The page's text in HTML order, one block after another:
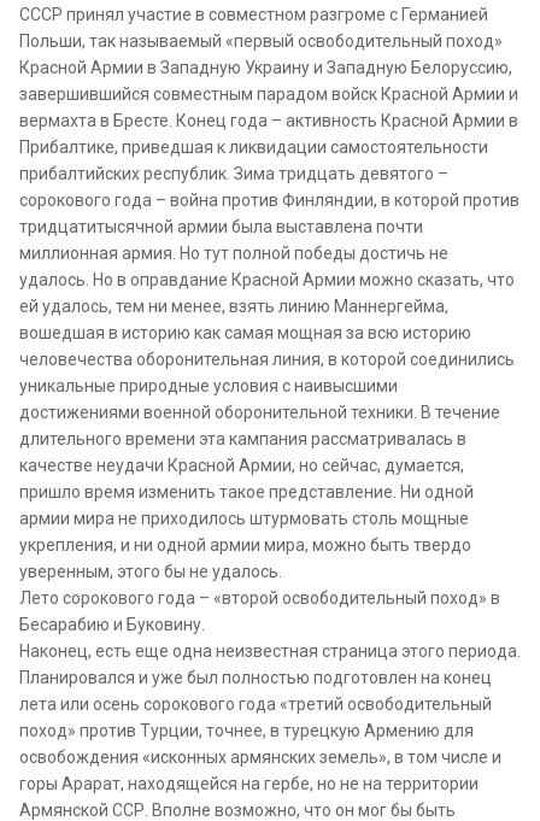
СССР принял участие в совместном разгроме с Германией
Польши, так называемый «первый освободительный поход»
Красной Армии в Западную Украину и Западную Белоруссию,
завершившийся совместным парадом войск Красной Армии и
вермахта в Бресте. Конец года – активность Красной Армии в
Прибалтике, приведшая к ликвидации самостоятельности
прибалтийских республик. Зима тридцать девятого –
сорокового года – война против Финляндии, в которой против
тридцатитысячной армии была выставлена почти
миллионная армия. Но тут полной победы достичь не
удалось. Но в оправдание Красной Армии можно сказать, что
ей удалось, тем ни менее, взять линию Маннергейма,
вошедшая в историю как самая мощная за всю историю
человечества оборонительная линия, в которой соединились
уникальные природные условия с наивысшими
достижениями военной оборонительной техники. В течение
длительного времени эта кампания рассматривалась в
качестве неудачи Красной Армии, но сейчас, думается,
пришло время изменить такое представление. Ни одной
армии мира не приходилось штурмовать столь мощные
укрепления, и ни одной армии мира, можно быть твердо
уверенным, этого бы не удалось.
Лето сорокового года – «второй освободительный поход» в
Бесарабию и Буковину.
Наконец, есть еще одна неизвестная страница этого периода.
Планировался и уже был полностью подготовлен на конец
лета или осень сорокового года «третий освободительный
поход» против Турции, точнее, в турецкую Армению для
освобождения «исконных армянских земель», в том числе и
горы Арарат, находящейся на гербе, но не на территории
Армянской ССР. Вполне возможно, что он мог бы быть